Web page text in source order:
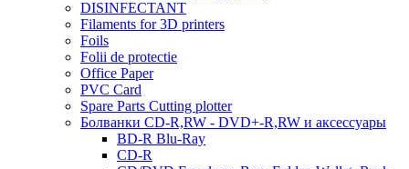
DISINFECTANT
Filaments for 3D printers
Foils
Folii de protectie
Office Paper
PVC Card
Spare Parts Cutting plotter
Болванки CD-R,RW - DVD+-R,RW и аксессуары
BD-R Blu-Ray
CD-R